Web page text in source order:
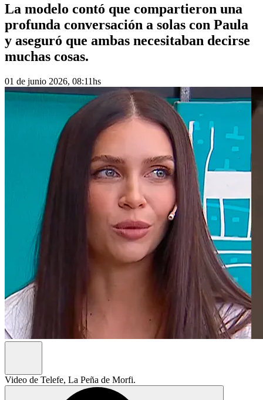
La modelo contó que compartieron una
profunda conversación a solas con Paula
y aseguró que ambas necesitaban decirse
muchas cosas.
01 de junio 2026, 08:11hs
Video de Telefe, La Peña de Morfi.